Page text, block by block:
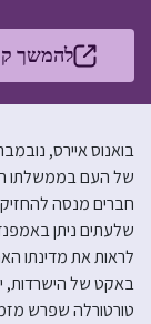
להמשך
של העם בממשלתו
חברים מנסה
שלעתים ניתן
לראות את מדינתו
באקט של הישרדות,
טורטורלה שפרש